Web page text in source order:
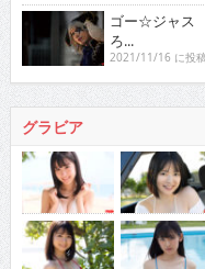
ゴー☆ジャス
ろ...
2021/11/16 に投
グラビア